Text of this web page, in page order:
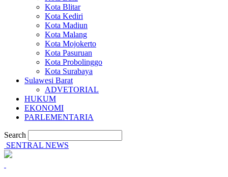
Kota Blitar
Kota Kediri
Kota Madiun
Kota Malang
Kota Mojokerto
Kota Pasuruan
Kota Probolinggo
Kota Surabaya
Sulawesi Barat
ADVETORIAL
HUKUM
EKONOMI
PARLEMENTARIA
Search
SENTRAL NEWS